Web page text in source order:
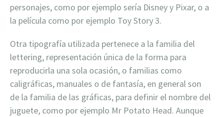
personajes, como por ejemplo sería Disney y Pixar, o a
la película como por ejemplo Toy Story 3.
Otra tipografía utilizada pertenece a la familia del
lettering, representación única de la forma para
reproducirla una sola ocasión, o familias como
caligráficas, manuales o de fantasía, en general son
de la familia de las gráficas, para definir el nombre del
juguete, como por ejemplo Mr Potato Head. Aunque